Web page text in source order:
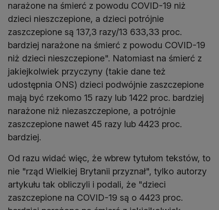
narażone na śmierć z powodu COVID-19 niż
dzieci nieszczepione, a dzieci potrójnie
zaszczepione są 137,3 razy/13 633,33 proc.
bardziej narażone na śmierć z powodu COVID-19
niż dzieci nieszczepione". Natomiast na śmierć z
jakiejkolwiek przyczyny (takie dane też
udostępnia ONS) dzieci podwójnie zaszczepione
mają być rzekomo 15 razy lub 1422 proc. bardziej
narażone niż niezaszczepione, a potrójnie
zaszczepione nawet 45 razy lub 4423 proc.
bardziej.
Od razu widać więc, że wbrew tytułom tekstów, to
nie "rząd Wielkiej Brytanii przyznał", tylko autorzy
artykułu tak obliczyli i podali, że "dzieci
zaszczepione na COVID-19 są o 4423 proc.